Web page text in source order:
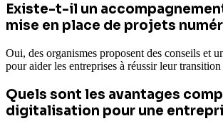
Existe-t-il un
mise en place de projets
Oui, des organismes proposent des conseils et
pour aider les entreprises à réussir leur
Quels sont les avantages
digitalisation pour une